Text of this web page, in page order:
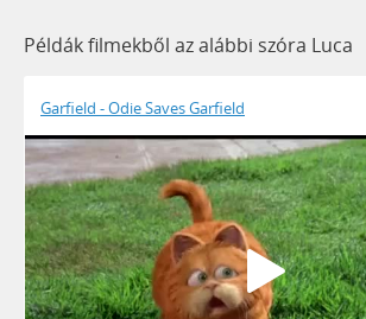
Példák filmekből az alábbi szóra Luca
Garfield - Odie Saves Garfield